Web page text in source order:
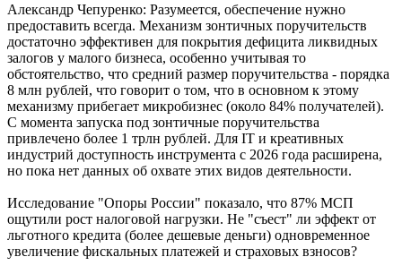
Александр Чепуренко: Разумеется, обеспечение нужно
предоставить всегда. Механизм зонтичных поручительств
достаточно эффeктивен для покрытия дефицита ликвидных
залогов у малого бизнеса, особенно учитывая то
обстоятельство, что средний размер поручительства - порядка
8 млн рублей, что говорит о том, что в основном к этому
механизму прибегает микробизнес (около 84% получателей).
С момента запуска под зонтичные поручительства
привлечено более 1 трлн рублей. Для IT и креативных
индустрий доступность инструмента с 2026 года расширена,
но пока нет данных об охвате этих видов деятельности.
Исследование "Опоры России" показало, что 87% МСП
ощутили рост налоговой нагрузки. Не "съест" ли эффект от
льготного кредита (более дешевые деньги) одновременное
увеличение фискальных платежей и страховых взносов?